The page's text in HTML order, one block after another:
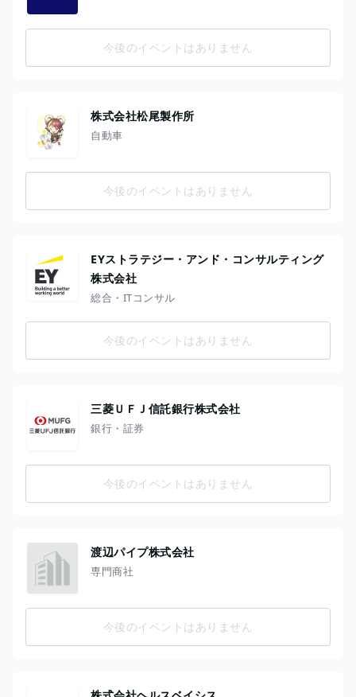
今後のイベントはありません
株式会社松尾製作所
自動車
今後のイベントはありません
EYストラテジー・アンド・コンサルティング
株式会社
総合・ITコンサル
今後のイベントはありません
三菱ＵＦＪ信託銀行株式会社
銀行・証券
今後のイベントはありません
渡辺パイプ株式会社
専門商社
今後のイベントはありません